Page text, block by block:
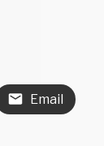
Email